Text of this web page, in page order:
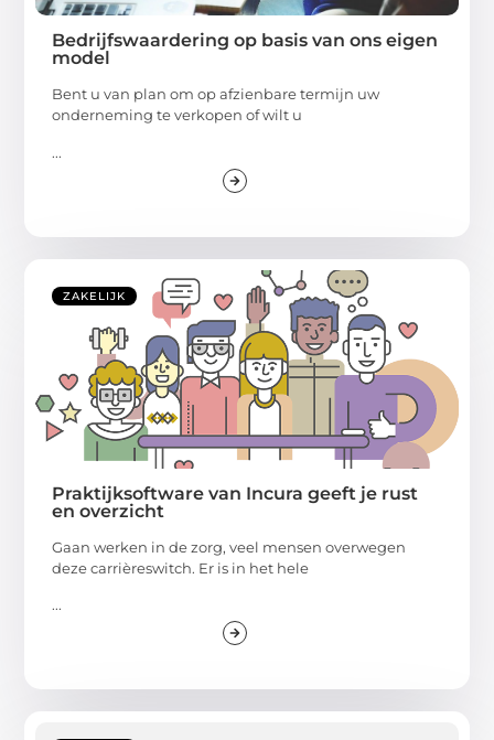
Bedrijfswaardering op basis van ons eigen
model
Bent u van plan om op afzienbare termijn uw
onderneming te verkopen of wilt u
...
ZAKELIJK
Praktijksoftware van Incura geeft je rust
en overzicht
Gaan werken in de zorg, veel mensen overwegen
deze carrièreswitch. Er is in het hele
...